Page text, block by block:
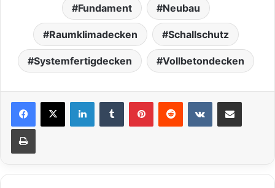
Fundament Neubau
Raumklimadecken Schallschutz
Systemfertigdecken Vollbetondecken